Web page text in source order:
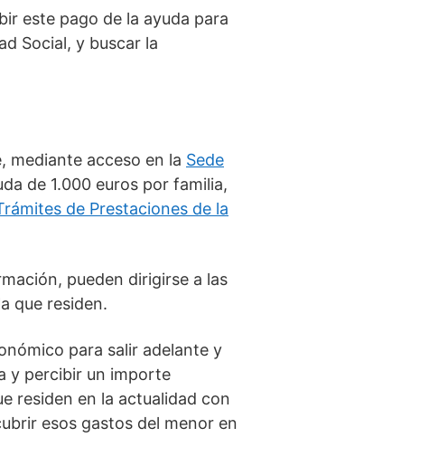
este pago de la ayuda para
Social, y buscar la
mediante acceso en la Sede
de 1.000 euros por familia,
de Prestaciones de la
pueden dirigirse a las
que residen.
para salir adelante y
y percibir un importe
residen en la actualidad con
esos gastos del menor en